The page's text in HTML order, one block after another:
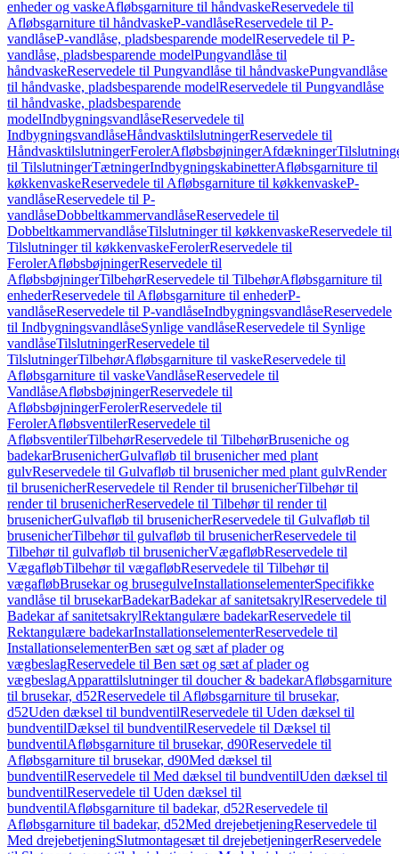
enheder og vaskeAfløbsgarniture til håndvaskeReservedele til
Afløbsgarniture til håndvaskeP-vandlåseReservedele til P-
vandlåseP-vandlåse, pladsbesparende modelReservedele til P-
vandlåse, pladsbesparende modelPungvandlåse til
håndvaskeReservedele til Pungvandlåse til håndvaskePungvandlåse
til håndvaske, pladsbesparende modelReservedele til Pungvandlåse
til håndvaske, pladsbesparende
modelIndbygningsvandlåseReservedele til
IndbygningsvandlåseHåndvasktilslutningerReservedele til
HåndvasktilslutningerFerolerAfløbsbøjningerAfdækninger
til TilslutningerTætningerIndbygningskabinetterAfløbsgarniture til
køkkenvaskeReservedele til Afløbsgarniture til køkkenvaskeP-
vandlåseReservedele til P-
vandlåseDobbeltkammervandlåseReservedele til
DobbeltkammervandlåseTilslutninger til køkkenvaskeReservedele til
Tilslutninger til køkkenvaskeFerolerReservedele til
FerolerAfløbsbøjningerReservedele til
AfløbsbøjningerTilbehørReservedele til TilbehørAfløbsgarniture til
enhederReservedele til Afløbsgarniture til enhederP-
vandlåseReservedele til P-vandlåseIndbygningsvandlåseReservedele
til IndbygningsvandlåseSynlige vandlåseReservedele til Synlige
vandlåseTilslutningerReservedele til
TilslutningerTilbehørAfløbsgarniture til vaskeReservedele til
Afløbsgarniture til vaskeVandlåseReservedele til
VandlåseAfløbsbøjningerReservedele til
AfløbsbøjningerFerolerReservedele til
FerolerAfløbsventilerReservedele til
AfløbsventilerTilbehørReservedele til TilbehørBruseniche og
badekarBrusenicherGulvafløb til brusenicher med plant
gulvReservedele til Gulvafløb til brusenicher med plant gulvRender
til brusenicherReservedele til Render til brusenicherTilbehør til
render til brusenicherReservedele til Tilbehør til render til
brusenicherGulvafløb til brusenicherReservedele til Gulvafløb til
brusenicherTilbehør til gulvafløb til brusenicherReservedele til
Tilbehør til gulvafløb til brusenicherVægafløbReservedele til
VægafløbTilbehør til vægafløbReservedele til Tilbehør til
vægafløbBrusekar og brusegulveInstallationselementerSpecifikke
vandlåse til brusekarBadekarBadekar af sanitetsakrylReservedele til
Badekar af sanitetsakrylRektangulære badekarReservedele til
Rektangulære badekarInstallationselementerReservedele til
InstallationselementerBen sæt og sæt af plader og
vægbeslagReservedele til Ben sæt og sæt af plader og
vægbeslagApparattilslutninger til doucher & badekarAfløbsgarniture
til brusekar, d52Reservedele til Afløbsgarniture til brusekar,
d52Uden dæksel til bundventilReservedele til Uden dæksel til
bundventilDæksel til bundventilReservedele til Dæksel til
bundventilAfløbsgarniture til brusekar, d90Reservedele til
Afløbsgarniture til brusekar, d90Med dæksel til
bundventilReservedele til Med dæksel til bundventilUden dæksel til
bundventilReservedele til Uden dæksel til
bundventilAfløbsgarniture til badekar, d52Reservedele til
Afløbsgarniture til badekar, d52Med drejebetjeningReservedele til
Med drejebetjeningSlutmontagesæt til drejebetjeningerReservedele